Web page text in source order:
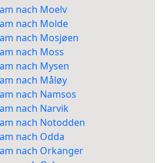
nach Moelv
nach Molde
nach Mosjøen
nach Moss
nach Mysen
nach Måløy
nach Namsos
nach Narvik
nach Notodden
nach Odda
nach Orkanger